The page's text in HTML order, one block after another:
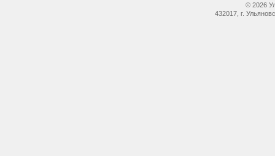
© 2026
432017, г.